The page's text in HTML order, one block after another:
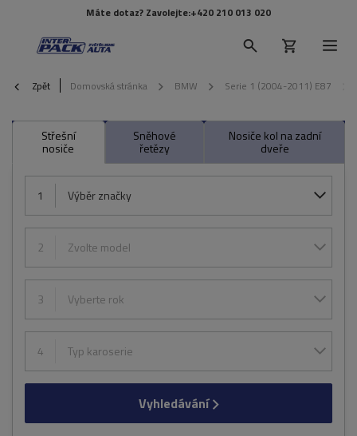
Máte dotaz? Zavolejte:+420 210 013 020
Zpět Domovská stránka BMW Serie 1 (2004-2011) E87
Střešní
nosiče
Sněhové
řetězy
Nosiče kol na zadní
dveře
1 Výběr značky
2 Zvolte model
3 Vyberte rok
4 Typ karoserie
Vyhledávání